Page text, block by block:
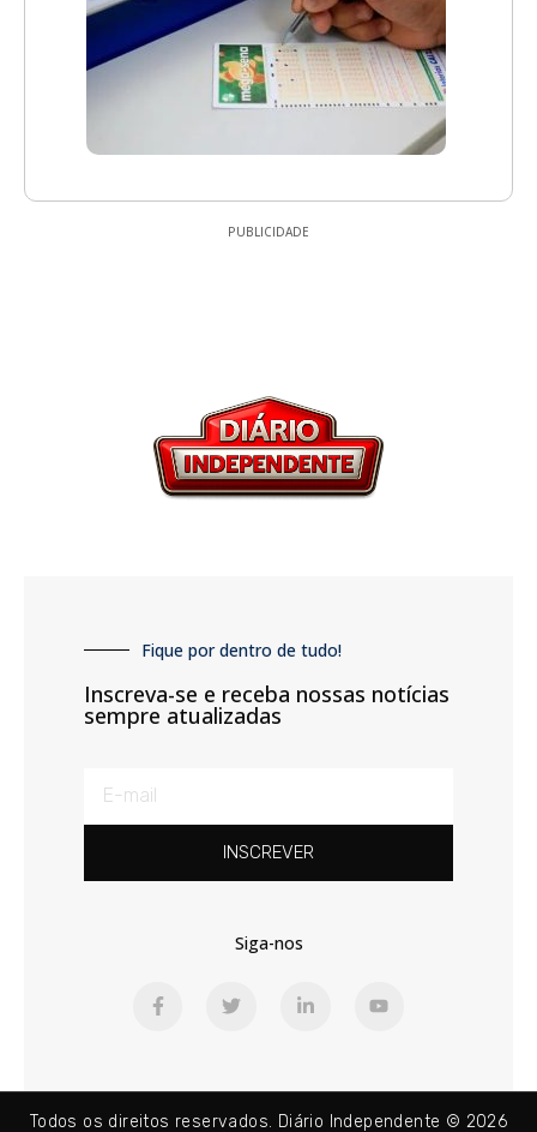
PUBLICIDADE
Fique por dentro de tudo!
Inscreva-se e receba nossas notícias
sempre atualizadas
INSCREVER
Siga-nos
Todos os direitos reservados. Diário Independente © 2026